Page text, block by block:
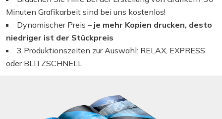
Kalender
Stempel herstellen
Minuten Grafikarbeit sind bei uns kostenlos!
Dynamischer Preis – je mehr Kopien drucken, desto
niedriger ist der Stückpreis
3 Produktionszeiten zur Auswahl: RELAX, EXPRESS
oder BLITZSCHNELL